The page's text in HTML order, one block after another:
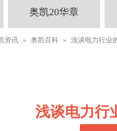
奥凯20华章
资讯 » 奥凯百科 » 浅谈电力行业
浅谈电力行